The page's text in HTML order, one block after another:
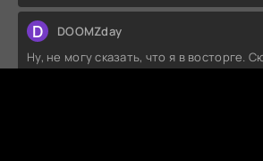
D DOOMZday
Ну, не могу сказать, что я в восторге.
интересный, но местами